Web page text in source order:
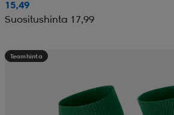
15,49
Suositushinta 17,99
Teamhinta